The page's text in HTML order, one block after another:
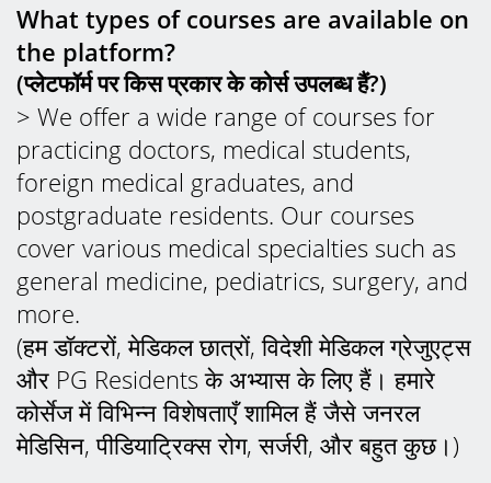
What types of courses are available on
the platform?
(प्लेटफॉर्म पर किस प्रकार के कोर्स उपलब्ध हैं?)
> We offer a wide range of courses for
practicing doctors, medical students,
foreign medical graduates, and
postgraduate residents. Our courses
cover various medical specialties such as
general medicine, pediatrics, surgery, and
more.
(हम डॉक्टरों, मेडिकल छात्रों, विदेशी मेडिकल ग्रेजुएट्स
और PG Residents के अभ्यास के लिए हैं। हमारे
कोर्सेज में विभिन्न विशेषताएँ शामिल हैं जैसे जनरल
मेडिसिन, पीडियाट्रिक्स रोग, सर्जरी, और बहुत कुछ।)